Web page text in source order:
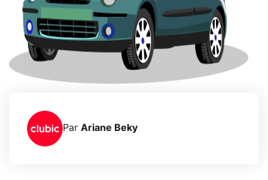
Par Ariane Beky